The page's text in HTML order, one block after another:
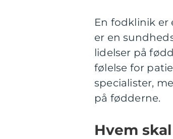
En fodklinik er
er en
lidelser på
følelse for
specialister,
på fødderne.
Hvem